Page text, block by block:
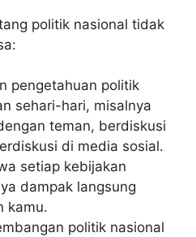
politik nasional tidak
pengetahuan politik
sehari-hari, misalnya
teman, berdiskusi
di media sosial.
setiap kebijakan
dampak langsung
kamu.
politik nasional